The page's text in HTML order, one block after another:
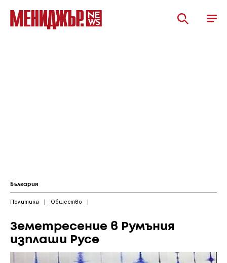
България
Политика | Общество |
Земетресение в Румъния
изплаши Русе